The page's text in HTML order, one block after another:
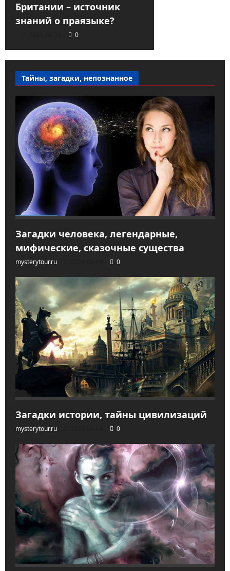
Британии – источник
знаний о праязыке?
0
Тайны, загадки, непознанное
Загадки человека, легендарные,
мифические, сказочные существа
mysterytour.ru 0
Загадки истории, тайны цивилизаций
mysterytour.ru 0